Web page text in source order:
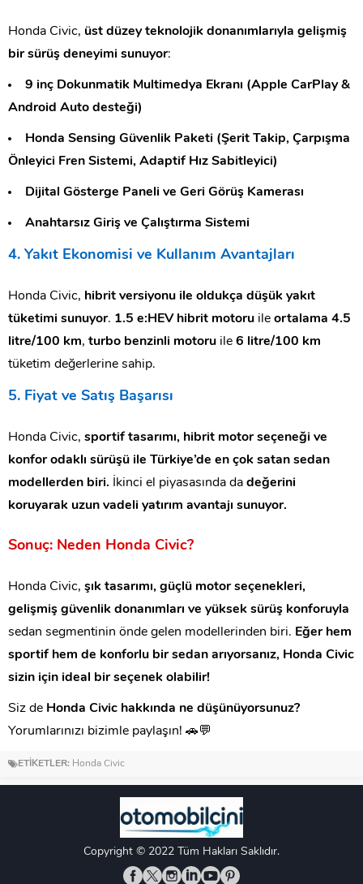
Honda Civic, üst düzey teknolojik donanımlarıyla gelişmiş
bir sürüş deneyimi sunuyor:
9 inç Dokunmatik Multimedya Ekranı (Apple CarPlay &
Android Auto desteği)
Honda Sensing Güvenlik Paketi (Şerit Takip, Çarpışma
Önleyici Fren Sistemi, Adaptif Hız Sabitleyici)
Dijital Gösterge Paneli ve Geri Görüş Kamerası
Anahtarsız Giriş ve Çalıştırma Sistemi
4. Yakıt Ekonomisi ve Kullanım Avantajları
Honda Civic, hibrit versiyonu ile oldukça düşük yakıt
tüketimi sunuyor. 1.5 e:HEV hibrit motoru ile ortalama 4.5
litre/100 km, turbo benzinli motoru ile 6 litre/100 km
tüketim değerlerine sahip.
5. Fiyat ve Satış Başarısı
Honda Civic, sportif tasarımı, hibrit motor seçeneği ve
konfor odaklı sürüşü ile Türkiye’de en çok satan sedan
modellerden biri. İkinci el piyasasında da değerini
koruyarak uzun vadeli yatırım avantajı sunuyor.
Sonuç: Neden Honda Civic?
Honda Civic, şık tasarımı, güçlü motor seçenekleri,
gelişmiş güvenlik donanımları ve yüksek sürüş konforuyla
sedan segmentinin önde gelen modellerinden biri. Eğer hem
sportif hem de konforlu bir sedan arıyorsanız, Honda Civic
sizin için ideal bir seçenek olabilir!
Siz de Honda Civic hakkında ne düşünüyorsunuz?
Yorumlarınızı bizimle paylaşın! 🚗💬
ETİKETLER: Honda Civic
Copyright © 2022 Tüm Hakları Saklıdır.